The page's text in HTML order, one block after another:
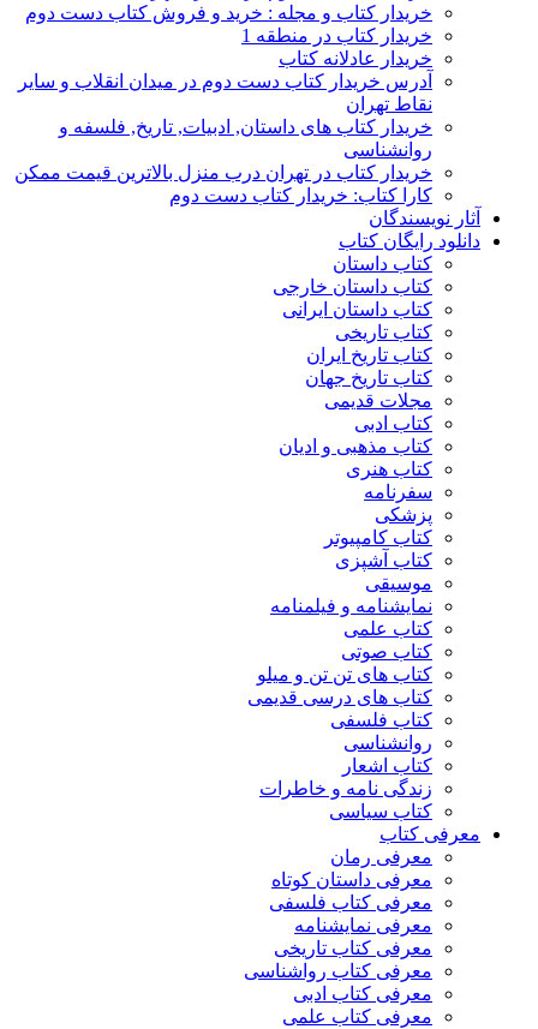
خریدار کتاب و مجله : خرید و فروش کتاب دست دوم
خریدار کتاب در منطقه 1
خریدار عادلانه کتاب
آدرس خریدار کتاب دست دوم در میدان انقلاب و سایر
نقاط تهران
خریدار کتاب های داستان, ادبیات, تاریخ, فلسفه و
روانشناسی
خریدار کتاب در تهران درب منزل بالاترین قیمت ممکن
کارا کتاب: خریدار کتاب دست دوم
آثار نویسندگان
دانلود رایگان کتاب
کتاب داستان
کتاب داستان خارجی
کتاب داستان ایرانی
کتاب تاریخی
کتاب تاریخ ایران
کتاب تاریخ جهان
مجلات قدیمی
کتاب ادبی
کتاب مذهبی و ادیان
کتاب هنری
سفرنامه
پزشکی
کتاب کامپیوتر
کتاب آشپزی
موسیقی
نمایشنامه و فیلمنامه
کتاب علمی
کتاب صوتی
کتاب های تن تن و میلو
کتاب های درسی قدیمی
کتاب فلسفی
روانشناسی
کتاب اشعار
زندگی نامه و خاطرات
کتاب سیاسی
معرفی کتاب
معرفی رمان
معرفی داستان کوتاه
معرفی کتاب فلسفی
معرفی نمایشنامه
معرفی کتاب تاریخی
معرفی کتاب رواشناسی
معرفی کتاب ادبی
معرفی کتاب علمی